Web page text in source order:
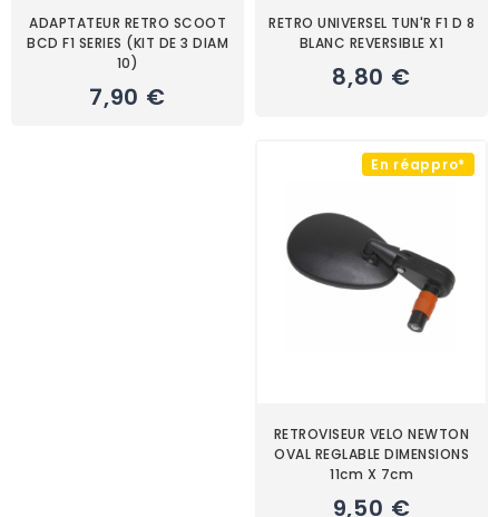
ADAPTATEUR RETRO SCOOT
BCD F1 SERIES (KIT DE 3 DIAM
10)
7,90 €
RETRO UNIVERSEL TUN'R F1 D 8
BLANC REVERSIBLE X1
8,80 €
En réappro*
RETROVISEUR VELO NEWTON
OVAL REGLABLE DIMENSIONS
11cm X 7cm
9,50 €